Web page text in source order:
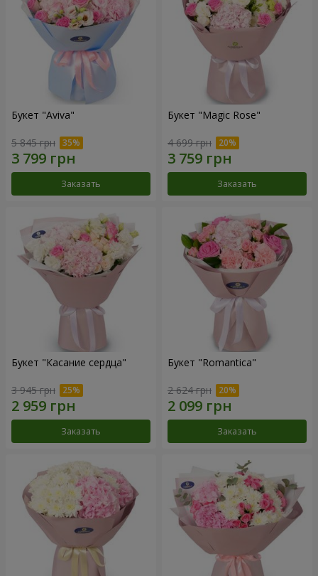
Букет "Aviva"
5 845 грн
Заказать
Букет "Magic Rose"
4 699 грн
Заказать
Букет "Касание сердца"
3 945 грн
Заказать
Букет "Romantica"
2 624 грн
Заказать